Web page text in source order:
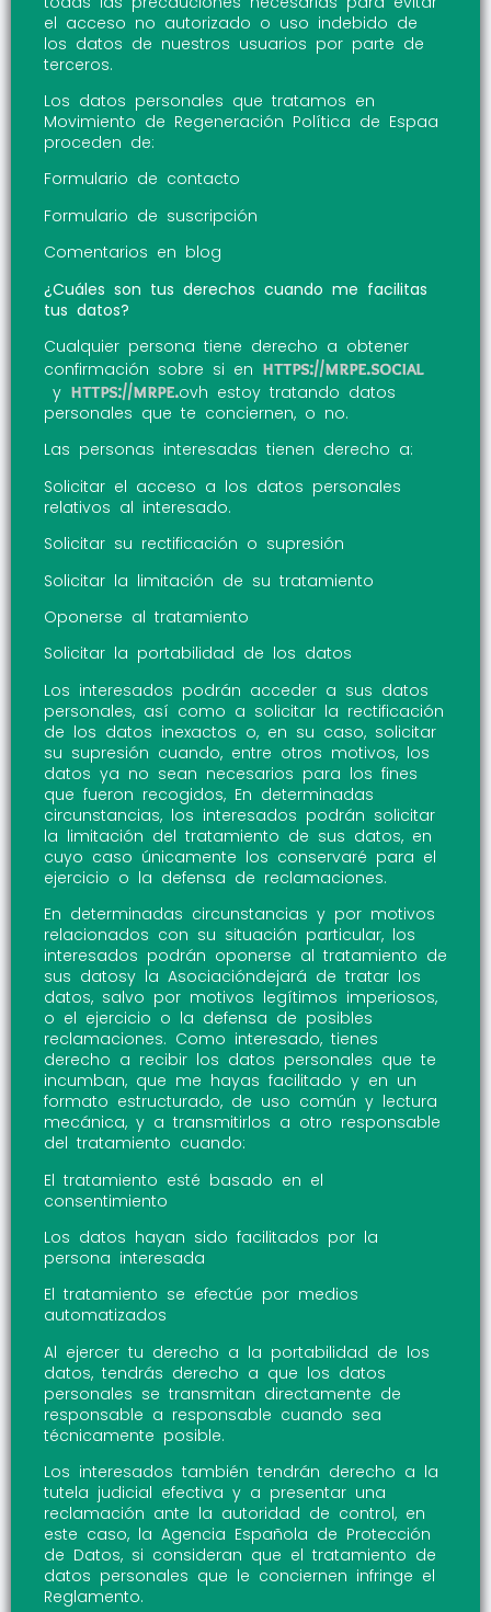
el acceso no autorizado o uso indebido de
los datos de nuestros usuarios por parte de
terceros.
Los datos personales que tratamos en
Movimiento de Regeneración Política de Espaa
proceden de:
Formulario de contacto
Formulario de suscripción
Comentarios en blog
¿Cuáles son tus derechos cuando me facilitas
tus datos?
Cualquier persona tiene derecho a obtener
confirmación sobre si en https://mrpe.social
y https://mrpe.ovh estoy tratando datos
personales que te conciernen, o no.
Las personas interesadas tienen derecho a:
Solicitar el acceso a los datos personales
relativos al interesado.
Solicitar su rectificación o supresión
Solicitar la limitación de su tratamiento
Oponerse al tratamiento
Solicitar la portabilidad de los datos
Los interesados podrán acceder a sus datos
personales, así como a solicitar la rectificación
de los datos inexactos o, en su caso, solicitar
su supresión cuando, entre otros motivos, los
datos ya no sean necesarios para los fines
que fueron recogidos, En determinadas
circunstancias, los interesados podrán solicitar
la limitación del tratamiento de sus datos, en
cuyo caso únicamente los conservaré para el
ejercicio o la defensa de reclamaciones.
En determinadas circunstancias y por motivos
relacionados con su situación particular, los
interesados podrán oponerse al tratamiento de
sus datosy la Asociacióndejará de tratar los
datos, salvo por motivos legítimos imperiosos,
o el ejercicio o la defensa de posibles
reclamaciones. Como interesado, tienes
derecho a recibir los datos personales que te
incumban, que me hayas facilitado y en un
formato estructurado, de uso común y lectura
mecánica, y a transmitirlos a otro responsable
del tratamiento cuando:
El tratamiento esté basado en el
consentimiento
Los datos hayan sido facilitados por la
persona interesada
El tratamiento se efectúe por medios
automatizados
Al ejercer tu derecho a la portabilidad de los
datos, tendrás derecho a que los datos
personales se transmitan directamente de
responsable a responsable cuando sea
técnicamente posible.
Los interesados también tendrán derecho a la
tutela judicial efectiva y a presentar una
reclamación ante la autoridad de control, en
este caso, la Agencia Española de Protección
de Datos, si consideran que el tratamiento de
datos personales que le conciernen infringe el
Reglamento.